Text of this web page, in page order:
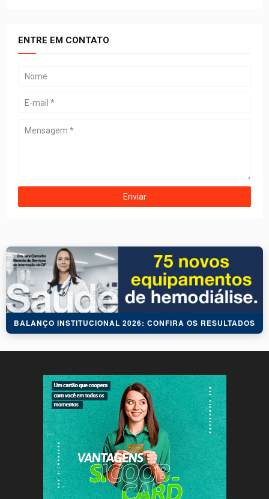
ENTRE EM CONTATO
BALANÇO INSTITUCIONAL 2026: CONFIRA OS RESULTADOS